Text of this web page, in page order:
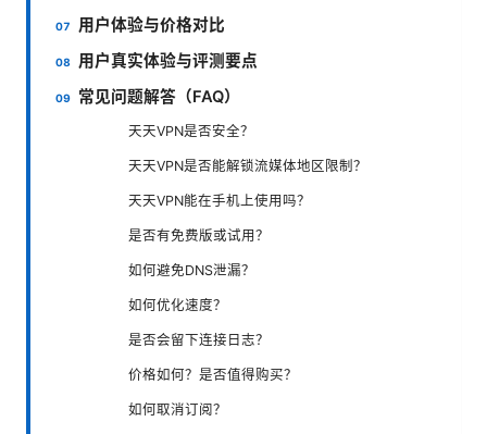
用户体验与价格对比
用户真实体验与评测要点
常见问题解答（FAQ）
天天VPN是否安全？
天天VPN是否能解锁流媒体地区限制？
天天VPN能在手机上使用吗？
是否有免费版或试用？
如何避免DNS泄漏？
如何优化速度？
是否会留下连接日志？
价格如何？是否值得购买？
如何取消订阅？